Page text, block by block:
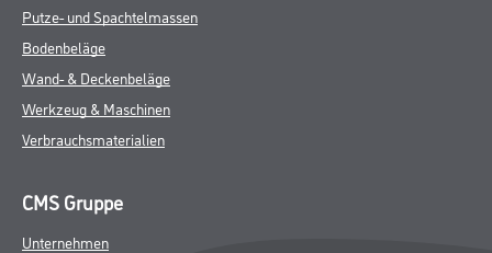
Putze- und Spachtelmassen
Bodenbeläge
Wand- & Deckenbeläge
Werkzeug & Maschinen
Verbrauchsmaterialien
CMS Gruppe
Unternehmen